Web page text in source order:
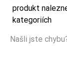
produkt
kategoriích
Našli jste